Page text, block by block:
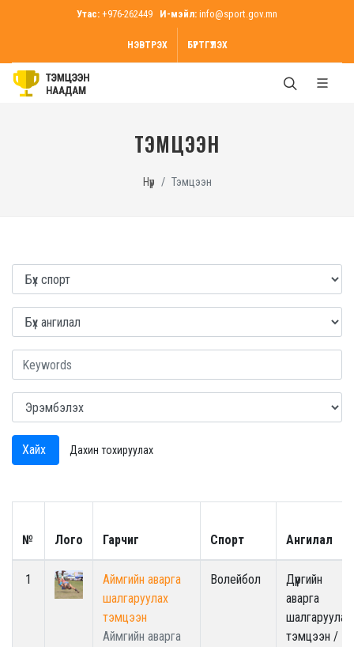
Утас: +976-262449 И-мэйл: info@sport.gov.mn
НЭВТРЭХ БҮРТГҮҮЛЭХ
ТЭМЦЭЭН
Нүүр Тэмцээн
Хайх Дахин тохируулах
№ Лого Гарчиг Спорт Ангилал
1
Аймгийн аварга
шалгаруулах
тэмцээн
Аймгийн аварга
Волейбол
Дүүргийн
аварга
шалгаруулах
тэмцээн /